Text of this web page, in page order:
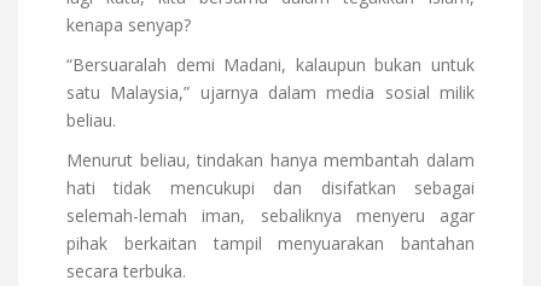
kenapa senyap?
“Bersuaralah demi Madani, kalaupun bukan untuk
satu Malaysia,” ujarnya dalam media sosial milik
beliau.
Menurut beliau, tindakan hanya membantah dalam
hati tidak mencukupi dan disifatkan sebagai
selemah-lemah iman, sebaliknya menyeru agar
pihak berkaitan tampil menyuarakan bantahan
secara terbuka.